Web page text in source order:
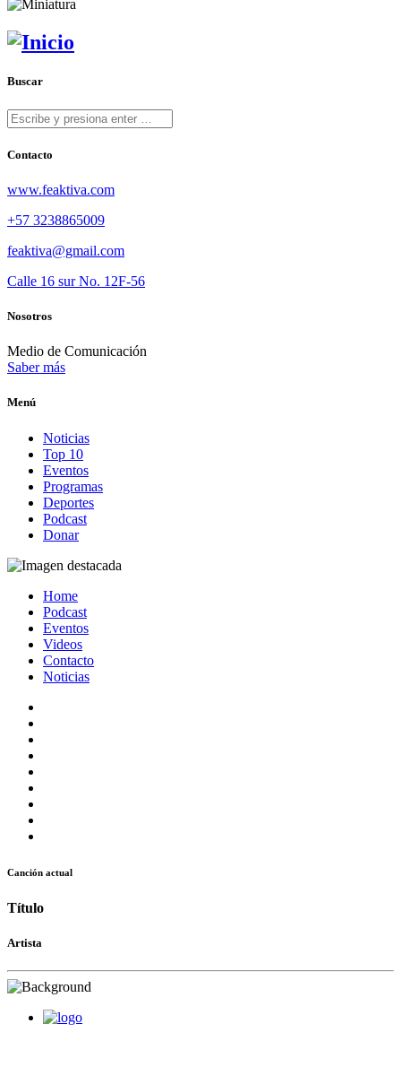
Buscar
Contacto
www.feaktiva.com
+57 3238865009
feaktiva@gmail.com
Calle 16 sur No. 12F-56
Nosotros
Medio de Comunicación
Saber más
Menú
Noticias
Top 10
Eventos
Programas
Deportes
Podcast
Donar
Home
Podcast
Eventos
Videos
Contacto
Noticias
Canción actual
Título
Artista